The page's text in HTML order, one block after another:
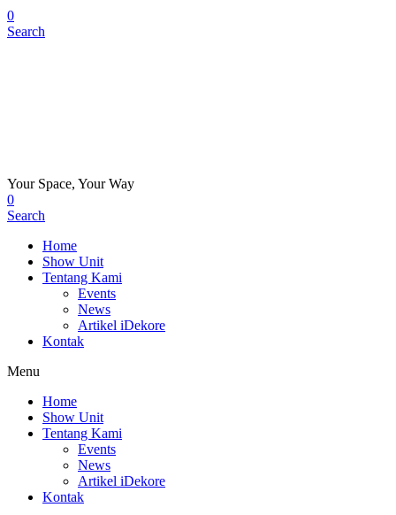
0
Search
Your Space, Your Way
0
Search
Home
Show Unit
Tentang Kami
Events
News
Artikel iDekore
Kontak
Menu
Home
Show Unit
Tentang Kami
Events
News
Artikel iDekore
Kontak